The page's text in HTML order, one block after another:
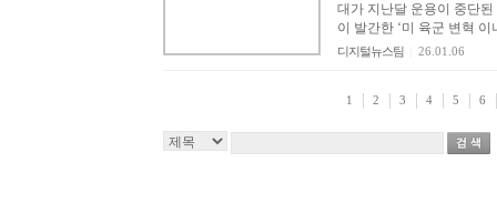
대가 지난달 운용이 중단
이 발간한 ‘미 육군 변혁
디지털뉴스팀 26.01.06
1 2 3 4 5 6